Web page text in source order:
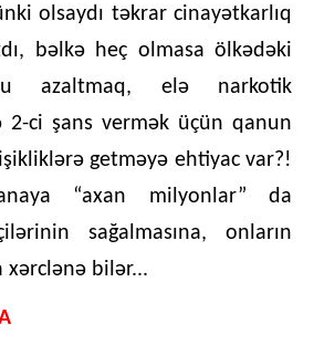
olsaydı təkrar cinayətkarlıq
bəlkə heç olmasa ölkədəki
azaltmaq, elə narkotik
2-ci şans vermək üçün qanun
getməyə ehtiyac var?!
“axan milyonlar” da
sağalmasına, onların
xərclənə bilər...